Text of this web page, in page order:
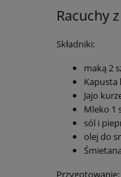
Racuchy
Składniki:
maką 2
Kapusta
Jajo
Mleko 1
sól i
olej do
Przygotowanie: